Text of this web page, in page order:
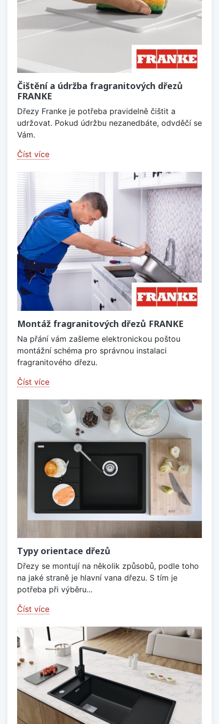
Čištění a údržba fragranitových dřezů
FRANKE
Dřezy Franke je potřeba pravidelně čištit a
udržovat. Pokud údržbu nezanedbáte, odvděčí se
Vám.
Číst více
Montáž fragranitových dřezů FRANKE
Na přání vám zašleme elektronickou poštou
montážní schéma pro správnou instalaci
fragranitového dřezu.
Číst více
Typy orientace dřezů
Dřezy se montují na několik způsobů, podle toho
na jaké straně je hlavní vana dřezu. S tím je
potřeba při výběru...
Číst více